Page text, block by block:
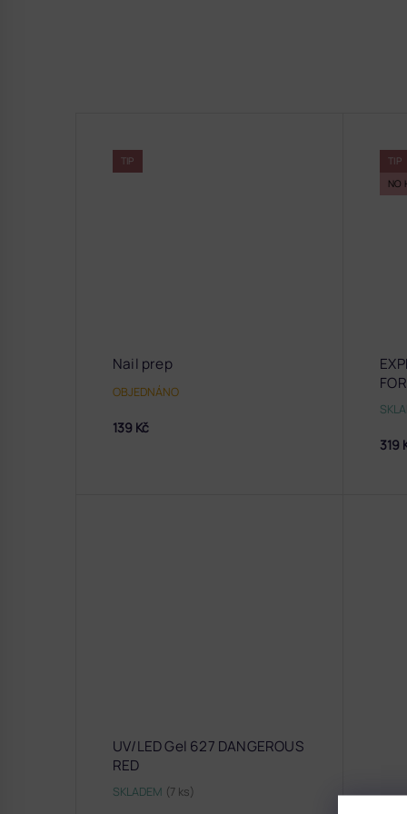
TIP
Nail prep
OBJEDNÁNO
139 Kč
TIP
NO
319
UV/LED Gel 627 DANGEROUS
RED
SKLADEM (7 ks)